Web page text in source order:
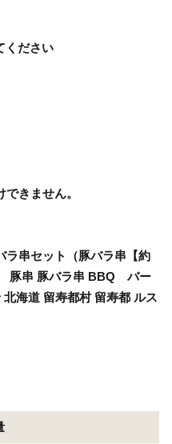
ださい
きません。
串セット（豚バラ串【約
豚串 豚バラ串 BBQ バー
海道 留寿都村 留寿都 ルス